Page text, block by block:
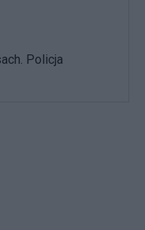
Policja